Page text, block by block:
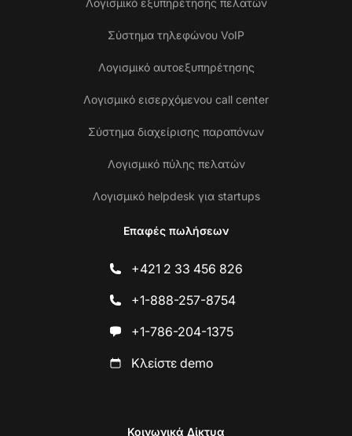
Λογισμικό εξυπηρέτησης πελατών
Σύστημα τηλεφώνου VoIP
Λογισμικό αυτοεξυπηρέτησης
Λογισμικό εισερχόμενου call center
Σύστημα διαχείρισης παραπόνων
Λογισμικό πύλης πελατών
Λογισμικό helpdesk για startups
Επαφές πωλήσεων
+421 2 33 456 826
+1-888-257-8754
+1-786-204-1375
Κλείστε demo
Κοινωνικά Δίκτυα